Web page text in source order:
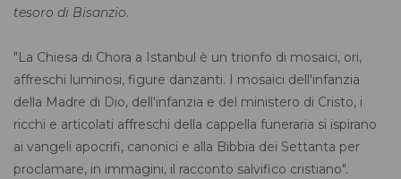
tesoro di Bisanzio.
"La Chiesa di Chora a Istanbul è un trionfo di mosaici, ori,
affreschi luminosi, figure danzanti. I mosaici dell'infanzia
della Madre di Dio, dell'infanzia e del ministero di Cristo, i
ricchi e articolati affreschi della cappella funeraria si ispirano
ai vangeli apocrifi, canonici e alla Bibbia dei Settanta per
proclamare, in immagini, il racconto salvifico cristiano".